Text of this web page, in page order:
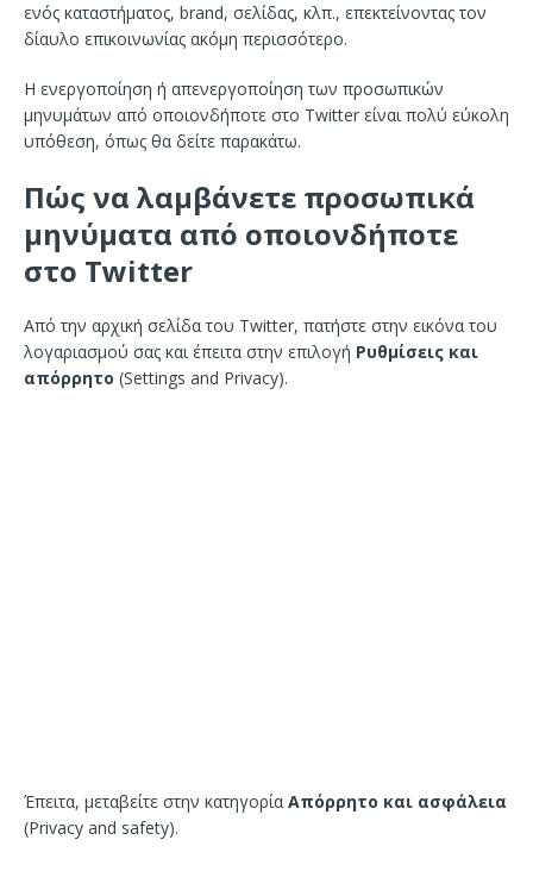
ενός καταστήματος, brand, σελίδας, κλπ., επεκτείνοντας τον
δίαυλο επικοινωνίας ακόμη περισσότερο.
Η ενεργοποίηση ή απενεργοποίηση των προσωπικών
μηνυμάτων από οποιονδήποτε στο Twitter είναι πολύ εύκολη
υπόθεση, όπως θα δείτε παρακάτω.
Πώς να λαμβάνετε προσωπικά
μηνύματα από οποιονδήποτε
στο Twitter
Από την αρχική σελίδα του Twitter, πατήστε στην εικόνα του
λογαριασμού σας και έπειτα στην επιλογή Ρυθμίσεις και
απόρρητο (Settings and Privacy).
Έπειτα, μεταβείτε στην κατηγορία Απόρρητο και ασφάλεια
(Privacy and safety).